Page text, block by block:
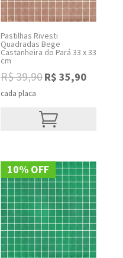
Pastilhas Rivesti
Quadradas Bege
Castanheira do Pará 33 x 33
cm
R$39,90 Original
R$ 39,90.
R$ 35,90Current
cada placa
10% OFF